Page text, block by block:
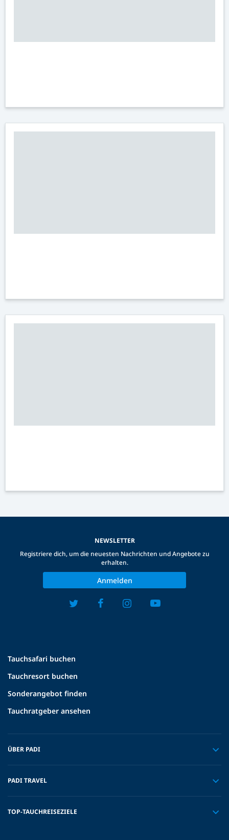
Tauchsafari buchen
Tauchresort buchen
Sonderangebot finden
Tauchratgeber ansehen
ÜBER PADI
PADI TRAVEL
TOP-TAUCHREISEZIELE
NEWSLETTER
Registriere dich, um die neuesten Nachrichten und Angebote zu
erhalten.
Anmelden